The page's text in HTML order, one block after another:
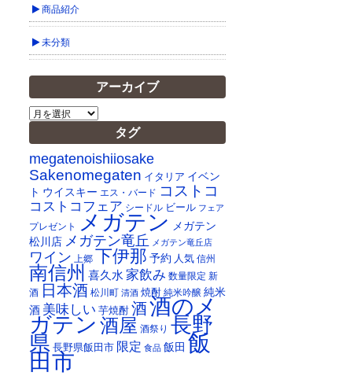
商品紹介
未分類
アーカイブ
ア
ー
カ
イ
ブ
タグ
megatenoishiiosake
Sakenomegaten イタリア イベン
ト ウイスキー エス・バード コストコ
コストコフェア シードル ビール フェア
プレゼント メガテン メガテン
松川店 メガテン竜丘 メガテン竜丘店
ワイン 上郷 下伊那 予約 人気 信州
南信州 喜久水 家飲み 数量限定 新
酒
日本酒 松川町 清酒 焼酎 純米吟醸 純米
酒 美味しい 芋焼酎 酒酒のメ
ガテン 酒屋 酒祭り 長野
県 長野県飯田市 限定 食品 飯田 飯
田市